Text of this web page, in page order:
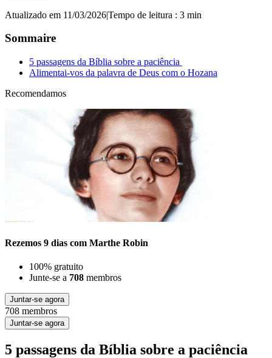
Atualizado em 11/03/2026|Tempo de leitura : 3 min
Sommaire
5 passagens da Bíblia sobre a paciência
Alimentai-vos da palavra de Deus com o Hozana
Recomendamos
Rezemos 9 dias com Marthe Robin
100% gratuito
Junte-se a 708 membros
Juntar-se agora
708 membros
Juntar-se agora
5 passagens da Bíblia sobre a paciência